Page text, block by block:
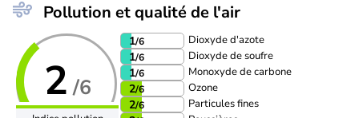
Pollution et qualité de l'air
2 /6
1/6 Dioxyde d'azote
1/6 Dioxyde de soufre
1/6 Monoxyde de carbone
2/6 Ozone
2/6 Particules fines